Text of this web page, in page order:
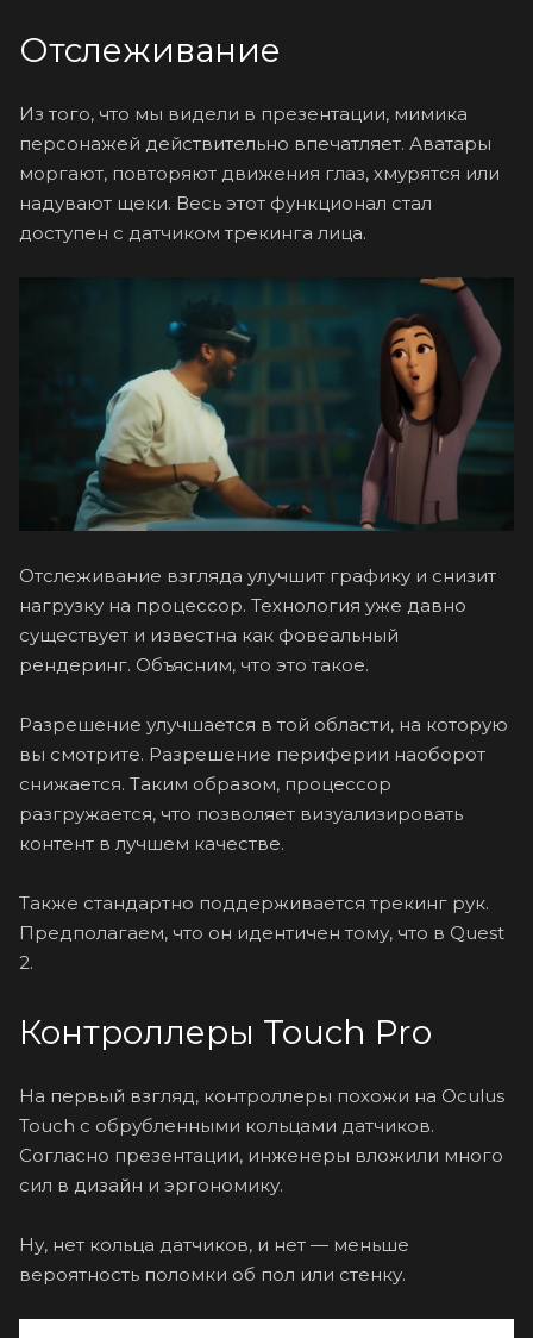
Отслеживание
Из того, что мы видели в презентации, мимика
персонажей действительно впечатляет. Аватары
моргают, повторяют движения глаз, хмурятся или
надувают щеки. Весь этот функционал стал
доступен с датчиком трекинга лица.
Отслеживание взгляда улучшит графику и снизит
нагрузку на процессор. Технология уже давно
существует и известна как фовеальный
рендеринг. Объясним, что это такое.
Разрешение улучшается в той области, на которую
вы смотрите. Разрешение периферии наоборот
снижается. Таким образом, процессор
разгружается, что позволяет визуализировать
контент в лучшем качестве.
Также стандартно поддерживается трекинг рук.
Предполагаем, что он идентичен тому, что в Quest
2.
Контроллеры Touch Pro
На первый взгляд, контроллеры похожи на Oculus
Touch с обрубленными кольцами датчиков.
Согласно презентации, инженеры вложили много
сил в дизайн и эргономику.
Ну, нет кольца датчиков, и нет — меньше
вероятность поломки об пол или стенку.